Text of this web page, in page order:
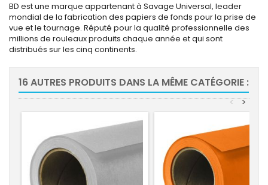
BD est une marque appartenant à Savage Universal, leader
mondial de la fabrication des papiers de fonds pour la prise de
vue et le tournage. Réputé pour la qualité professionnelle des
millions de rouleaux produits chaque année et qui sont
distribués sur les cinq continents.
16 AUTRES PRODUITS DANS LA MÊME CATÉGORIE :
>
<